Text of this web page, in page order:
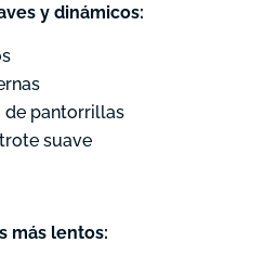
y dinámicos:
de pantorrillas
suave
más lentos: